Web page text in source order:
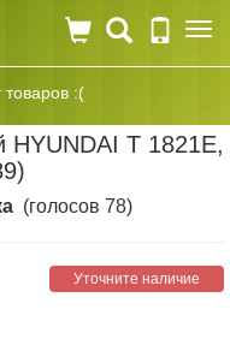
товаров :(
HYUNDAI T 1821E,
(голосов 78)
Уточните наличие